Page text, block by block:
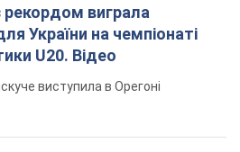
рекордом виграла
України на чемпіонаті
U20. Відео
виступила в Орегоні